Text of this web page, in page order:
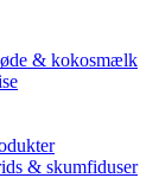
& kokosmælk
& skumfiduser